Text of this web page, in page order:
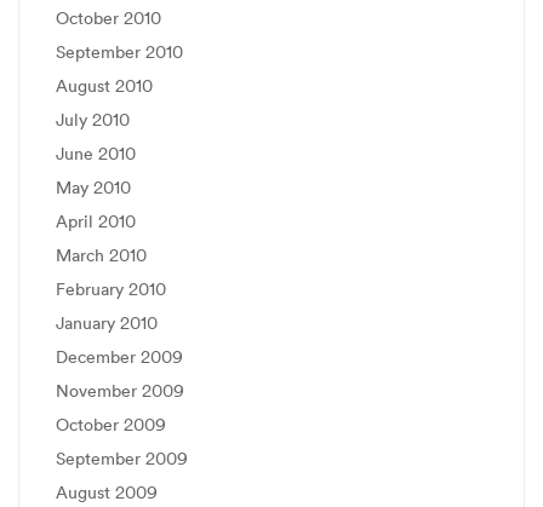
October 2010
September 2010
August 2010
July 2010
June 2010
May 2010
April 2010
March 2010
February 2010
January 2010
December 2009
November 2009
October 2009
September 2009
August 2009